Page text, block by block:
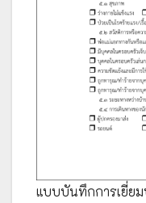
แบบบันทึกการเยี่ย